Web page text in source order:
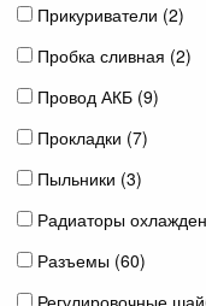
Прикуриватели (2)
Пробка сливная (2)
Провод АКБ (9)
Прокладки (7)
Пыльники (3)
Радиаторы
Разъемы (60)
Регулировочные